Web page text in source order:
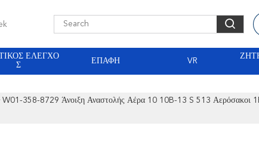
ΈΛΕΓΧΟ
Σ
ΕΠΑΦΉ VR
W01-358-8729 Άνοιξη Αναστολής Αέρα 10 10B-13 S 513 Αερόσακοι